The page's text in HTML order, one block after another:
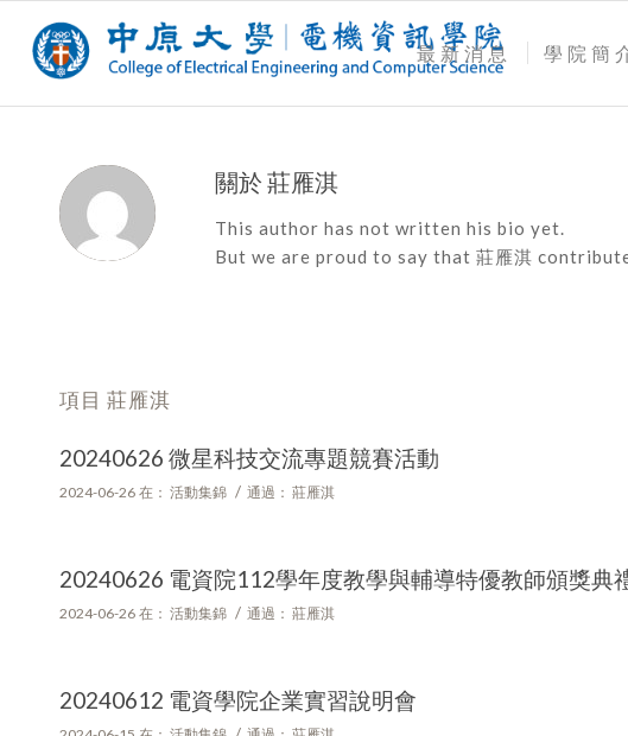
最新消息 學院簡
關於 莊雁淇
This author has not written his bio yet.
But we are proud to say that 莊雁淇
項目 莊雁淇
20240626 微星科技交流專題競賽活動
2024-06-26 在： 活動集錦 / 通過： 莊雁淇
20240626 電資院112學年度教學與輔導特優教師頒獎典
2024-06-26 在： 活動集錦 / 通過： 莊雁淇
20240612 電資學院企業實習說明會